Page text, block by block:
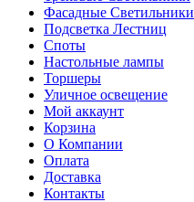
Фасадные Светильники
Подсветка Лестниц
Споты
Настольные лампы
Торшеры
Уличное освещение
Мой аккаунт
Корзина
О Компании
Оплата
Доставка
Контакты